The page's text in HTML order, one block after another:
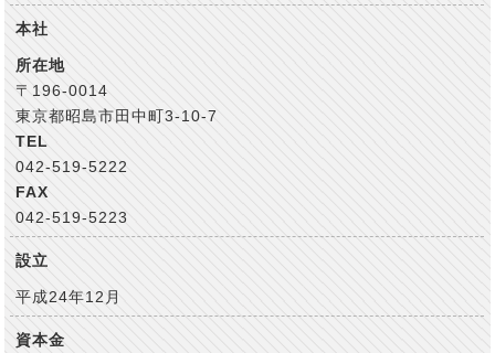
本社
所在地
〒196-0014
東京都昭島市田中町3-10-7
TEL
042-519-5222
FAX
042-519-5223
設立
平成24年12月
資本金